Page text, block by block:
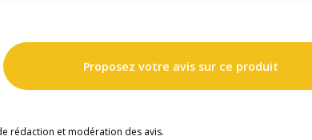
Proposez votre avis sur ce produit
rédaction et modération des avis.